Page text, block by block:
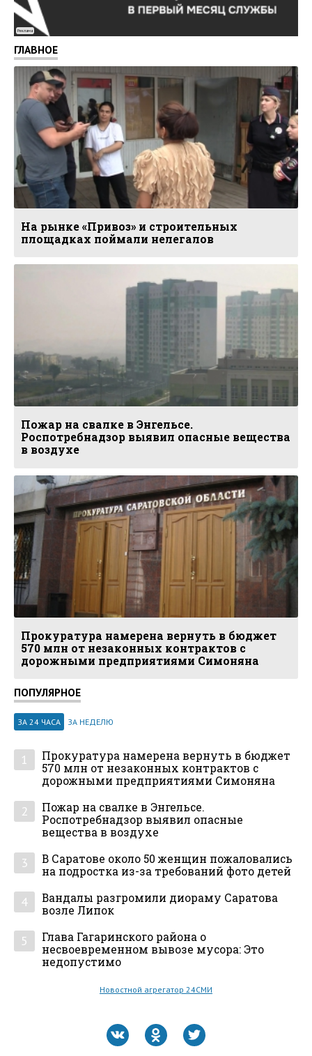
Реклама
ГЛАВНОЕ
На рынке «Привоз» и строительных
площадках поймали нелегалов
Пожар на свалке в Энгельсе.
Роспотребнадзор выявил опасные вещества
в воздухе
Прокуратура намерена вернуть в бюджет
570 млн от незаконных контрактов с
дорожными предприятиями Симоняна
ПОПУЛЯРНОЕ
ЗА 24 ЧАСА ЗА НЕДЕЛЮ
1
Прокуратура намерена вернуть в бюджет
570 млн от незаконных контрактов с
дорожными предприятиями Симоняна
2
Пожар на свалке в Энгельсе.
Роспотребнадзор выявил опасные
вещества в воздухе
3
В Саратове около 50 женщин пожаловались
на подростка из-за требований фото детей
4
Вандалы разгромили диораму Саратова
возле Липок
5
Глава Гагаринского района о
несвоевременном вывозе мусора: Это
недопустимо
Новостной агрегатор 24СМИ